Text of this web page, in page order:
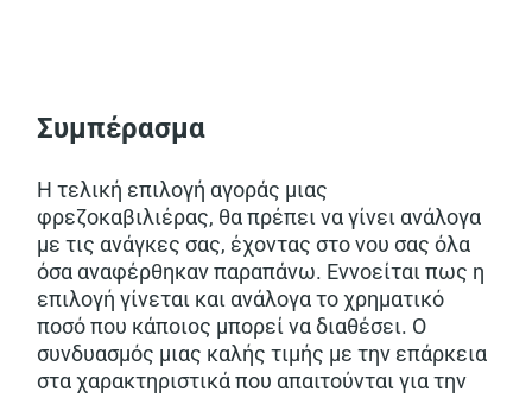
Συμπέρασμα
Η τελική επιλογή αγοράς μιας
φρεζοκαβιλιέρας, θα πρέπει να γίνει ανάλογα
με τις ανάγκες σας, έχοντας στο νου σας όλα
όσα αναφέρθηκαν παραπάνω. Εννοείται πως η
επιλογή γίνεται και ανάλογα το χρηματικό
ποσό που κάποιος μπορεί να διαθέσει. Ο
συνδυασμός μιας καλής τιμής με την επάρκεια
στα χαρακτηριστικά που απαιτούνται για την